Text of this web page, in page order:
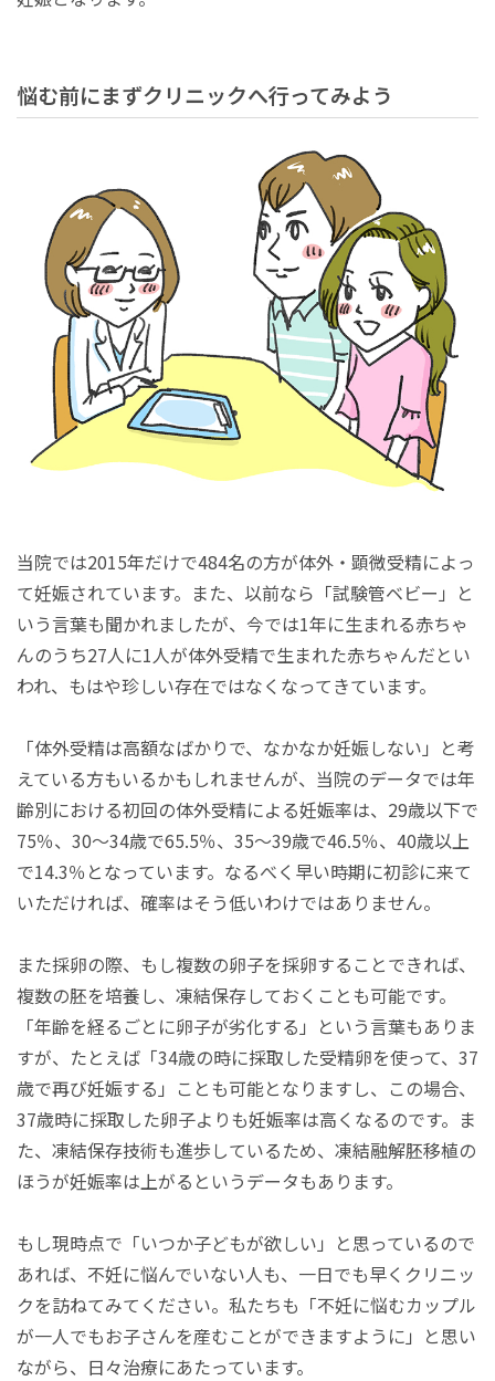
悩む前にまずクリニックへ行ってみよう
当院では2015年だけで484名の方が体外・顕微受精によっ
て妊娠されています。また、以前なら「試験管ベビー」と
いう言葉も聞かれましたが、今では1年に生まれる赤ちゃ
んのうち27人に1人が体外受精で生まれた赤ちゃんだとい
われ、もはや珍しい存在ではなくなってきています。
「体外受精は高額なばかりで、なかなか妊娠しない」と考
えている方もいるかもしれませんが、当院のデータでは年
齢別における初回の体外受精による妊娠率は、29歳以下で
75％、30～34歳で65.5％、35～39歳で46.5％、40歳以上
で14.3％となっています。なるべく早い時期に初診に来て
いただければ、確率はそう低いわけではありません。
また採卵の際、もし複数の卵子を採卵することできれば、
複数の胚を培養し、凍結保存しておくことも可能です。
「年齢を経るごとに卵子が劣化する」という言葉もありま
すが、たとえば「34歳の時に採取した受精卵を使って、37
歳で再び妊娠する」ことも可能となりますし、この場合、
37歳時に採取した卵子よりも妊娠率は高くなるのです。ま
た、凍結保存技術も進歩しているため、凍結融解胚移植の
ほうが妊娠率は上がるというデータもあります。
もし現時点で「いつか子どもが欲しい」と思っているので
あれば、不妊に悩んでいない人も、一日でも早くクリニッ
クを訪ねてみてください。私たちも「不妊に悩むカップル
が一人でもお子さんを産むことができますように」と思い
ながら、日々治療にあたっています。